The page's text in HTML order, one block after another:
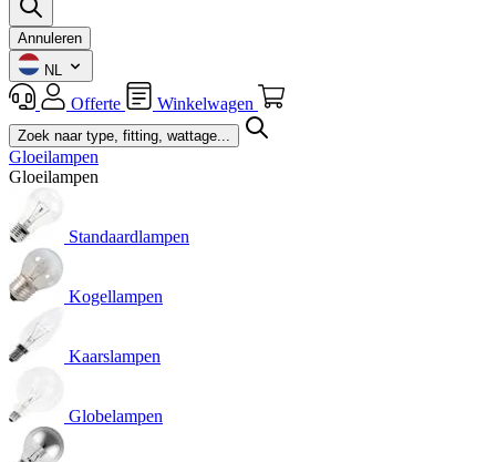
Annuleren
NL
Offerte Winkelwagen
Gloeilampen
Gloeilampen
Standaardlampen
Kogellampen
Kaarslampen
Globelampen